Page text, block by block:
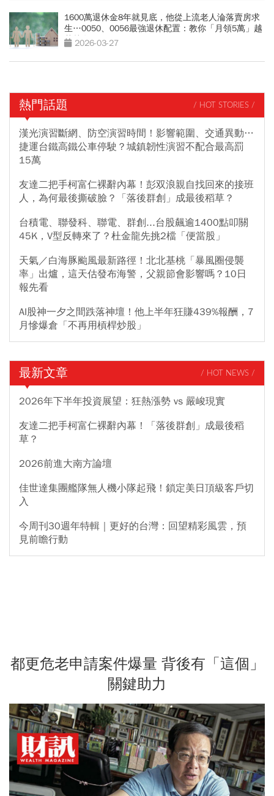
1600萬退休金8年就見底，他從上流老人淪落賣房求
生…0050、0056最強退休配置：教你「月領5萬」越
花越有錢
2026-03-27
熱門話題 / HOT STORIES /
漢光演習斷網、防空演習時間！影響範圍、交通異動…
捷運台鐵高鐵公車停駛？城鎮韌性演習不配合最高罰
15萬
友達二把手柯富仁裸辭內幕！彭双浪親自找回來的接班
人，為何最後撕破臉？「落後群創」成最後稻草？
台積電、聯發科、聯電、群創...台股飆逾1400點叩關
45K，V型反轉來了？杜金龍先挑2檔「便當股」
天氣／白海豚颱風最新路徑！北北基桃「暴風圈侵襲
率」出爐，這天估發布海警，父親節會影響嗎？10日
報先看
AI股神一夕之間跌落神壇！他上半年狂賺439%報酬，7
月慘爆倉「不再用槓桿炒股」
最新文章 / HOT NEWS /
2026年下半年投資展望：狂熱漲勢 vs 嚴峻現實
友達二把手柯富仁裸辭內幕！「落後群創」成最後稻
草？
2026前進大南方論壇
佳世達集團艦隊無人機小隊起飛！鎖定美日頂級客戶切
入
今周刊30週年特輯｜更好的台灣：回望精彩風雲，預
見前瞻行動
都更危老申請案件爆量 背後有「這個」
關鍵助力